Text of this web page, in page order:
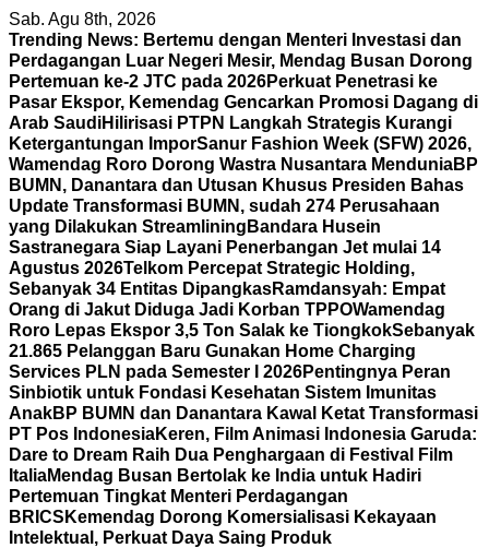
Skip
to
content
Sab. Agu 8th, 2026
Trending News: Bertemu dengan Menteri Investasi dan
Perdagangan Luar Negeri Mesir, Mendag Busan Dorong
Pertemuan ke-2 JTC pada 2026Perkuat Penetrasi ke
Pasar Ekspor, Kemendag Gencarkan Promosi Dagang di
Arab SaudiHilirisasi PTPN Langkah Strategis Kurangi
Ketergantungan ImporSanur Fashion Week (SFW) 2026,
Wamendag Roro Dorong Wastra Nusantara MenduniaBP
BUMN, Danantara dan Utusan Khusus Presiden Bahas
Update Transformasi BUMN, sudah 274 Perusahaan
yang Dilakukan Streamlining Bandara Husein
Sastranegara Siap Layani Penerbangan Jet mulai 14
Agustus 2026Telkom Percepat Strategic Holding,
Sebanyak 34 Entitas DipangkasRamdansyah: Empat
Orang di Jakut Diduga Jadi Korban TPPOWamendag
Roro Lepas Ekspor 3,5 Ton Salak ke TiongkokSebanyak
21.865 Pelanggan Baru Gunakan Home Charging
Services PLN pada Semester I 2026Pentingnya Peran
Sinbiotik untuk Fondasi Kesehatan Sistem Imunitas
AnakBP BUMN dan Danantara Kawal Ketat Transformasi
PT Pos IndonesiaKeren, Film Animasi Indonesia Garuda:
Dare to Dream Raih Dua Penghargaan di Festival Film
ItaliaMendag Busan Bertolak ke India untuk Hadiri
Pertemuan Tingkat Menteri Perdagangan
BRICS Kemendag Dorong Komersialisasi Kekayaan
Intelektual, Perkuat Daya Saing Produk